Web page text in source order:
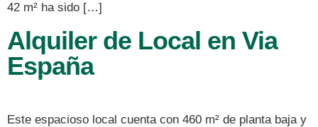
42 m² ha sido […]
Alquiler de Local en Via
España
Este espacioso local cuenta con 460 m² de planta baja y